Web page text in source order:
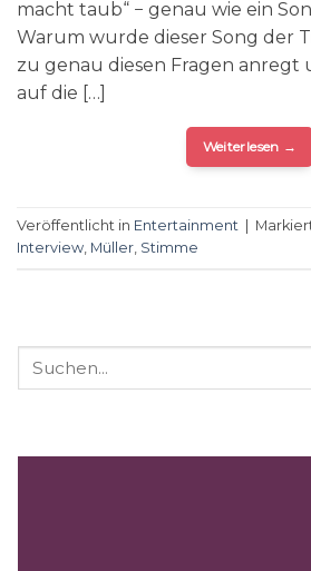
macht taub“ − genau wie ein
Warum wurde dieser Song der
zu genau diesen Fragen anregt
auf die […]
Weiterlesen →
Veröffentlicht in Entertainment
Interview Müller Stimme